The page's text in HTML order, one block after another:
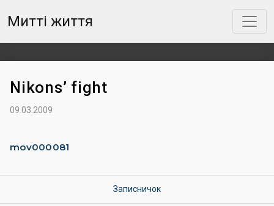
Митті життя
Nikons’ fight
09.03.2009
mov000081
Записничок